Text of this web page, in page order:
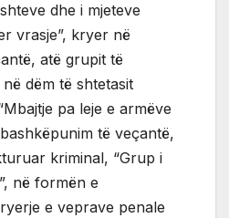
dhe i mjeteve
vrasje”, kryer në
atë grupit të
dëm të shtetasit
pa leje e armëve
të veçantë,
kriminal, “Grup i
në formën e
e veprave penale